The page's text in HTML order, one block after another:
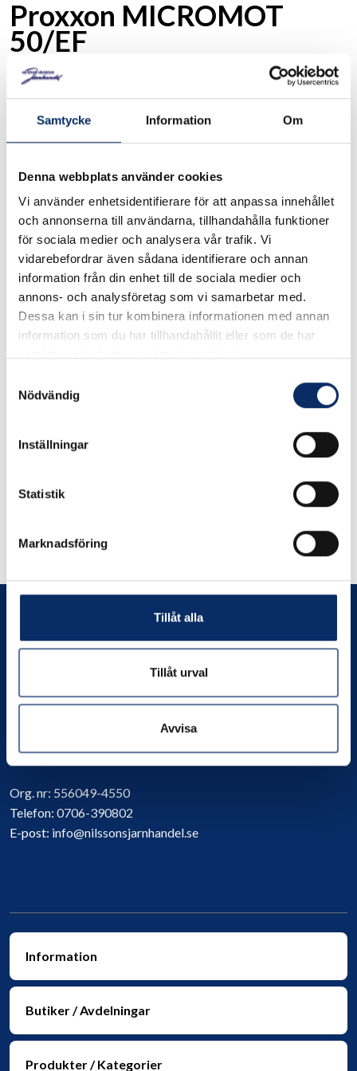
Samtycke Information Om
Denna webbplats använder cookies
Vi använder enhetsidentifierare för att anpassa innehållet
och annonserna till användarna, tillhandahålla funktioner
för sociala medier och analysera vår trafik. Vi
vidarebefordrar även sådana identifierare och annan
information från din enhet till de sociala medier och
annons- och analysföretag som vi samarbetar med.
Dessa kan i sin tur kombinera informationen med annan
information som du har tillhandahållit eller som de har
Nödvändig
Inställningar
Statistik
Marknadsföring
Tillåt alla
Tillåt urval
Avvisa
Proxxon MICROMOT
50/EF
Art. nr: 28512
Smäcker, praktisk och lätt. Snabbchuck och elektronisk
reglering (tyristorstyrd) av hastighet. För användning behövs
Micromot-nättaggregat från 1,0 A storlek.
I lager
Antal
remove add
470kr
Lägg i varukorg
expand_more
Org. nr: 556049-4550
Telefon: 0706-390802
E-post: info@nilssonsjarnhandel.se
Information
Butiker / Avdelningar
Produkter / Kategorier